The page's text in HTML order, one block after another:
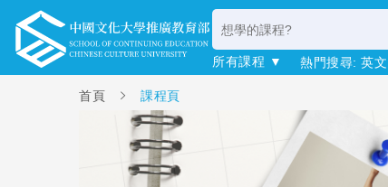
所有課程 ▼ 熱門搜尋: 英文
首頁 課程頁